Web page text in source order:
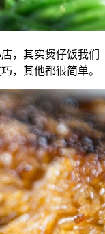
，其实煲仔饭我们
，其他都很简单。